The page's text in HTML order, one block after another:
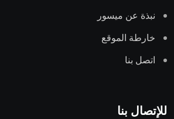
نبذة عن ميسور
خارطة الموقع
اتصل بنا
للإتصال بنا